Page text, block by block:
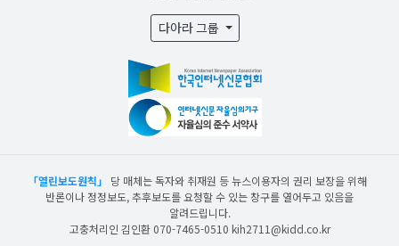
다아라 그룹
「열린보도원칙」
당 매체는 독자와 취재원 등 뉴스이용자의 권리 보장을 위해
반론이나 정정보도, 추후보도를 요청할 수 있는 창구를 열어두고 있음을
알려드립니다.
고충처리인 김인환 070-7465-0510 kih2711@kidd.co.kr